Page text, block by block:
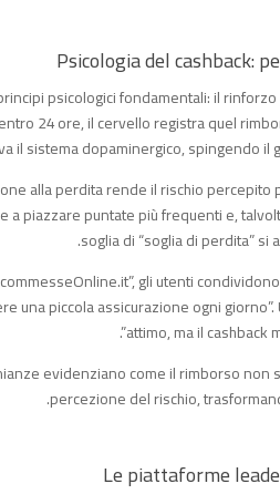
psicologici fondamentali: il
24 ore, il cervello registra quel
il sistema dopaminergico, spingendo il
alla perdita rende il rischio
a piazzare puntate più frequenti e,
soglia di “soglia di perdita” si
gli utenti
una piccola assicurazione ogni
attimo, ma il cashback
evidenziano come il rimborso non
percezione del rischio,